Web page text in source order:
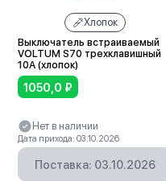
Хлопок
Выключатель встраиваемый
VOLTUM S70 трехклавишный
10А (хлопок)
1050,0 ₽
Нет в наличии
Дата прихода: 03.10.2026
Поставка: 03.10.2026